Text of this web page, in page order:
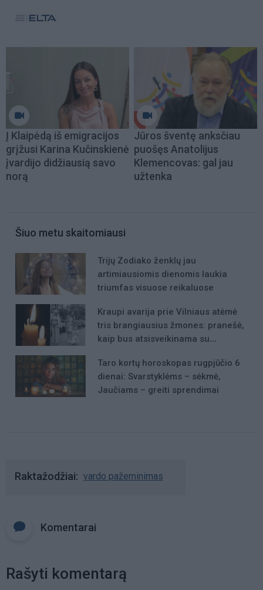
Į Klaipėdą iš emigracijos
grįžusi Karina Kučinskienė
įvardijo didžiausią savo
norą
Jūros šventę anksčiau
puošęs Anatolijus
Klemencovas: gal jau
užtenka
Šiuo metu skaitomiausi
Trijų Zodiako ženklų jau
artimiausiomis dienomis laukia
triumfas visuose reikaluose
Kraupi avarija prie Vilniaus atėmė
tris brangiausius žmones: pranešė,
kaip bus atsisveikinama su
Taro kortų horoskopas rugpjūčio 6
dienai: Svarstyklėms – sėkmė,
Jaučiams – greiti sprendimai
Raktažodžiai vardo pažeminimas
Komentarai
Rašyti komentarą